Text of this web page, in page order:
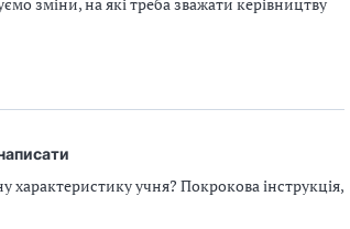
учня? Покрокова інструкція,